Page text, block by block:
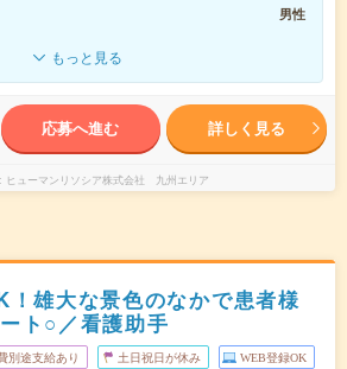
男性
もっと見る
応募へ進む 詳しく見る
ヒューマンリソシア株式会社 九州エリア
！雄大な景色のなかで患者様
ト○／看護助手
別途支給あり 土日祝日が休み WEB登録OK